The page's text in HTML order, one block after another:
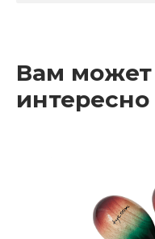
Вам
интересно